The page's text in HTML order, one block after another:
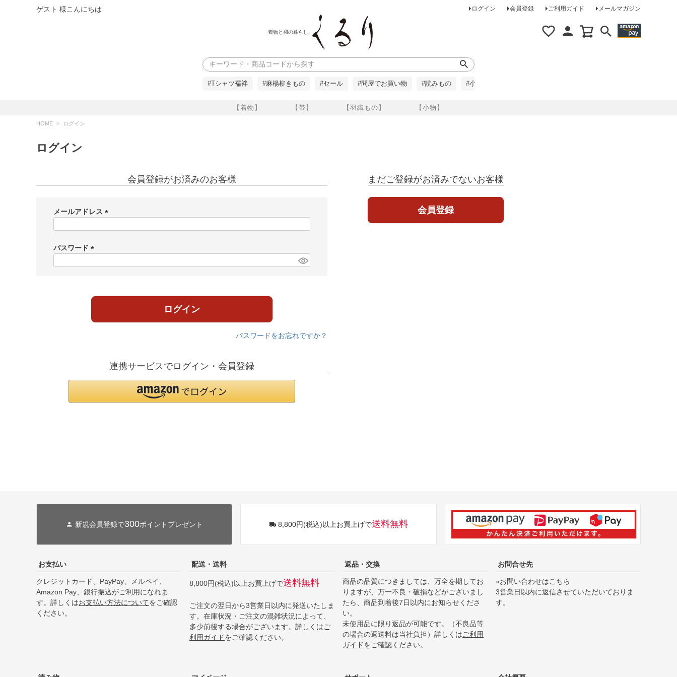
ゲスト 様こんにちは ログイン 会員登録 ご利用ガイド メールマガジン
着物と和の暮らし
【着物】 【帯】 【羽織もの】 【小物】
検索
#Tシャツ襦袢 #麻楊柳きもの #セール #問屋でお買い物 #読みもの #小柄な方に
HOME ログイン
ログイン
会員登録がお済みのお客様
メールアドレス
)
パスワード
ログイン
パスワードをお忘れですか？
連携サービスでログイン・会員登録
まだご登録がお済みでないお客様
会員登録
新規会員登録で300ポイントプレゼント 8,800円(税込)以上お買上げで送料無料
お支払い
クレジットカード、PayPay、メルペイ、
Amazon Pay、銀行振込がご利用になれま
す。詳しくはお支払い方法についてをご確認
ください。
配送・送料
8,800円(税込)以上お買上げで送料無料
ご注文の翌日から3営業日以内に発送いたしま
す。在庫状況・ご注文の混雑状況によって、
多少前後する場合がございます。詳しくはご
利用ガイドをご確認ください。
返品・交換
商品の品質につきましては、万全を期してお
りますが、万一不良・破損などがございまし
たら、商品到着後7日以内にお知らせくださ
い。
未使用品に限り返品が可能です。（不良品等
の場合の返送料は当社負担）詳しくはご利用
ガイドをご確認ください。
お問合せ先
»お問い合わせはこちら
3営業日以内に返信させていただいておりま
す。